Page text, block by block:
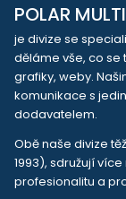
POLAR
je divize se
děláme vše, co se
grafiky, weby.
komunikace s
dodavatelem.
Obě naše divize
1993), sdružují
profesionalitu a